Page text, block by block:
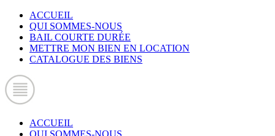
ACCUEIL
QUI SOMMES-NOUS
BAIL COURTE DURÉE
METTRE MON BIEN EN LOCATION
CATALOGUE DES BIENS
ACCUEIL
QUI SOMMES-NOUS